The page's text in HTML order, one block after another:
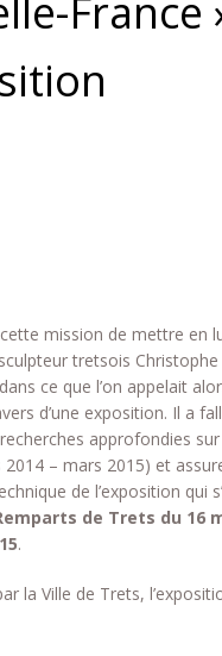
France
cette mission de mettre en
tretsois
ce que l’on appelait
d’une exposition. Il a
approfondies
– mars 2015) et
de l’exposition qui
de Trets du 16
.
la Ville de Trets,